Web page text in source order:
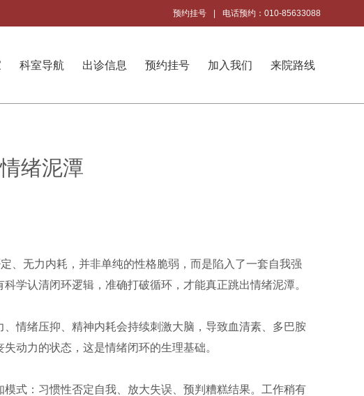
电话预约：010-85633088
预约挂号
科室导航 出诊信息 预约挂号 加入我们 来院路线
绪泥潭
、无力内耗，并非单纯的性格脆弱，而是陷入了一套自我强
学认清闭环逻辑，准确打破循环，才能真正跳出情绪泥潭。
情绪压抑、精神内耗会持续刺激大脑，导致血清素、多巴胺
动力的状态，这是情绪闭环的生理基础。
式：习惯性否定自我、放大失误、预判糟糕结果。工作稍有